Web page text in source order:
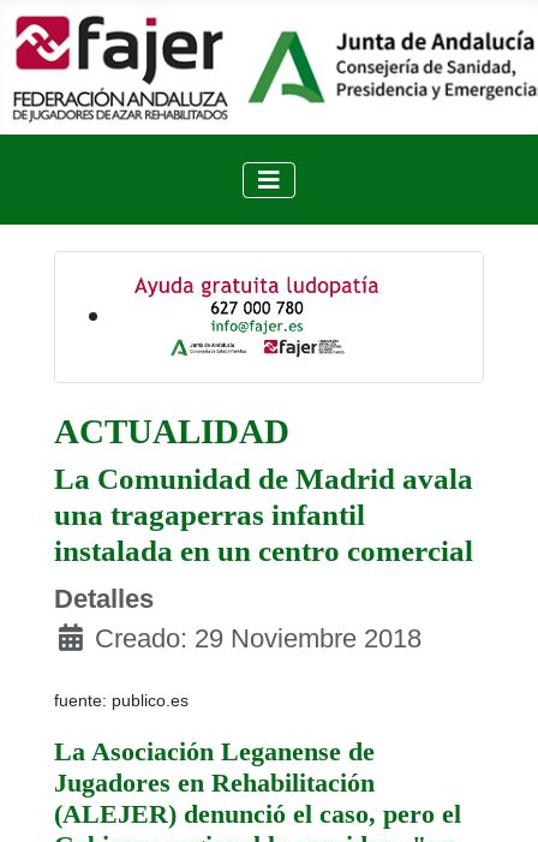
ACTUALIDAD
La Comunidad de Madrid avala
una tragaperras infantil
instalada en un centro comercial
Detalles
Creado: 29 Noviembre 2018
fuente: publico.es
La Asociación Leganense de
Jugadores en Rehabilitación
(ALEJER) denunció el caso, pero el